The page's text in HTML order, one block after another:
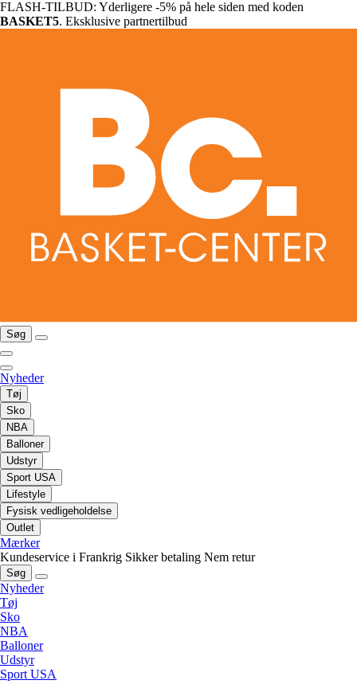
FLASH-TILBUD: Yderligere -5% på hele siden med koden
BASKET5. Eksklusive partnertilbud
Søg
Nyheder
Tøj
Sko
NBA
Balloner
Udstyr
Sport USA
Lifestyle
Fysisk vedligeholdelse
Outlet
Mærker
Kundeservice i Frankrig Sikker betaling Nem retur
Søg
Nyheder
Tøj
Sko
NBA
Balloner
Udstyr
Sport USA